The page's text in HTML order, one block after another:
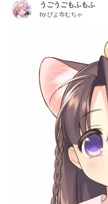
うごうごもふもふ
byぴよ寺むちゃ